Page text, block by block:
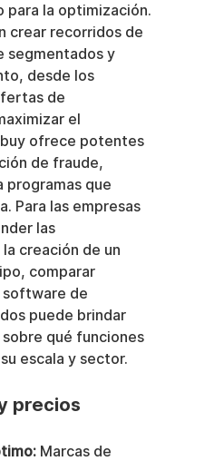
para la optimización.
crear recorridos de
segmentados y
desde los
de
el
ofrece potentes
de fraude,
programas que
Para las empresas
las
creación de un
comparar
de
puede brindar
qué funciones
escala y sector.
precios
Marcas de